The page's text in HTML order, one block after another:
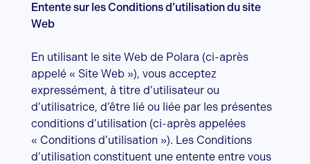
Entente sur les Conditions d’utilisation du site
Web
En utilisant le site Web de Polara (ci-après
appelé « Site Web »), vous acceptez
expressément, à titre d’utilisateur ou
d’utilisatrice, d’être lié ou liée par les présentes
conditions d’utilisation (ci-après appelées
« Conditions d’utilisation »). Les Conditions
d’utilisation constituent une entente entre vous